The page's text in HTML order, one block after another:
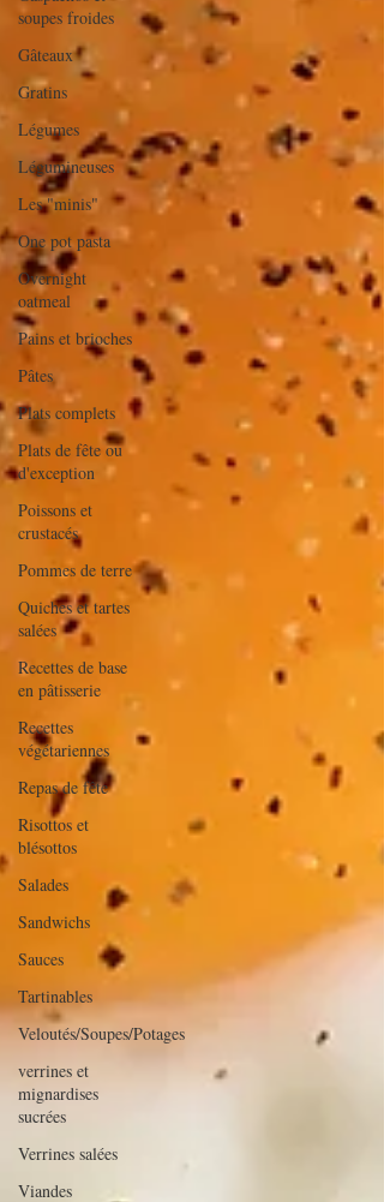
soupes froides
Gâteaux
Gratins
Légumes
Légumineuses
Les "minis"
One pot pasta
Overnight
oatmeal
Pains et brioches
Pâtes
Plats complets
Plats de fête ou
d'exception
Poissons et
crustacés
Pommes de terre
Quiches et tartes
salées
Recettes de base
en pâtisserie
Recettes
végétariennes
Repas de fête
Risottos et
blésottos
Salades
Sandwichs
Sauces
Tartinables
Veloutés/Soupes/Potages
verrines et
mignardises
sucrées
Verrines salées
Viandes